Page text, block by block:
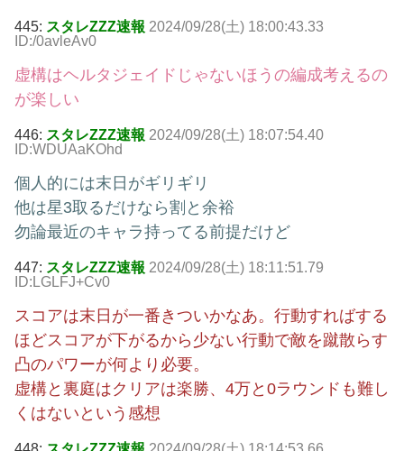
445: スタレZZZ速報 2024/09/28(土) 18:00:43.33
ID:/0avleAv0
虚構はヘルタジェイドじゃないほうの編成考えるの
が楽しい
446: スタレZZZ速報 2024/09/28(土) 18:07:54.40
ID:WDUAaKOhd
個人的には末日がギリギリ
他は星3取るだけなら割と余裕
勿論最近のキャラ持ってる前提だけど
447: スタレZZZ速報 2024/09/28(土) 18:11:51.79
ID:LGLFJ+Cv0
スコアは末日が一番きついかなあ。行動すればする
ほどスコアが下がるから少ない行動で敵を蹴散らす
凸のパワーが何より必要。
虚構と裏庭はクリアは楽勝、4万と0ラウンドも難し
くはないという感想